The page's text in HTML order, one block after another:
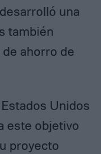
una
también
ahorro de
Unidos
este objetivo
proyecto